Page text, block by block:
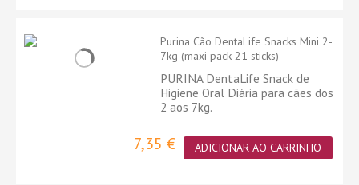
Purina Cão DentaLife Snacks Mini 2-
7kg (maxi pack 21 sticks)
PURINA DentaLife Snack de
Higiene Oral Diária para cães dos
2 aos 7kg.
7,35 € ADICIONAR AO CARRINHO